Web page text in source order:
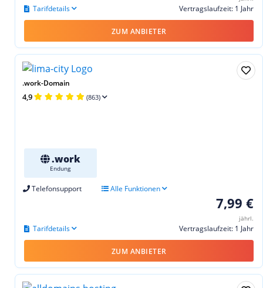
Vertragslaufzeit: 1 Jahr
Tarifdetails
ZUM ANBIETER
.work-Domain
4,9 (863)
.work
Endung
Telefonsupport Alle Funktionen
7,99 €
jährl.
Vertragslaufzeit: 1 Jahr
Tarifdetails
ZUM ANBIETER